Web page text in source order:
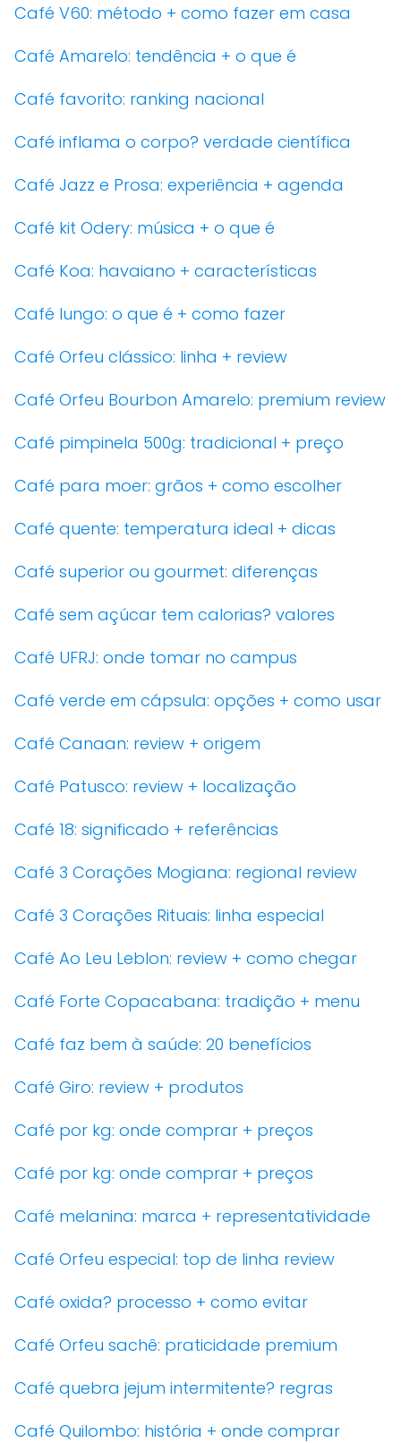
Café V60: método + como fazer em casa
Café Amarelo: tendência + o que é
Café favorito: ranking nacional
Café inflama o corpo? verdade científica
Café Jazz e Prosa: experiência + agenda
Café kit Odery: música + o que é
Café Koa: havaiano + características
Café lungo: o que é + como fazer
Café Orfeu clássico: linha + review
Café Orfeu Bourbon Amarelo: premium review
Café pimpinela 500g: tradicional + preço
Café para moer: grãos + como escolher
Café quente: temperatura ideal + dicas
Café superior ou gourmet: diferenças
Café sem açúcar tem calorias? valores
Café UFRJ: onde tomar no campus
Café verde em cápsula: opções + como usar
Café Canaan: review + origem
Café Patusco: review + localização
Café 18: significado + referências
Café 3 Corações Mogiana: regional review
Café 3 Corações Rituais: linha especial
Café Ao Leu Leblon: review + como chegar
Café Forte Copacabana: tradição + menu
Café faz bem à saúde: 20 benefícios
Café Giro: review + produtos
Café por kg: onde comprar + preços
Café por kg: onde comprar + preços
Café melanina: marca + representatividade
Café Orfeu especial: top de linha review
Café oxida? processo + como evitar
Café Orfeu sachê: praticidade premium
Café quebra jejum intermitente? regras
Café Quilombo: história + onde comprar